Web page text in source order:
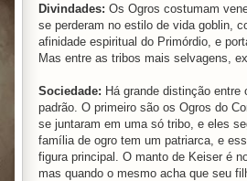
Divindades: Os Ogros costumam
se perderam no estilo de vida goblin,
afinidade espiritual do Primórdio, e
Mas entre as tribos mais selvagens,
Sociedade: Há grande distinção
padrão. O primeiro são os Ogros do
se juntaram em uma só tribo, e eles
família de ogro tem um patriarca, e
figura principal. O manto de Keiser é
mas quando o mesmo acha que seu